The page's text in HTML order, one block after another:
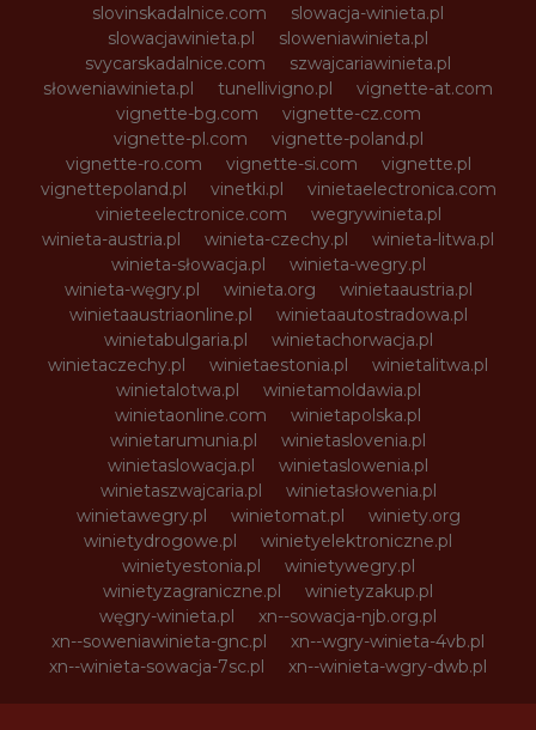
slovinskadalnice.com
slowacja-winieta.pl
slowacjawinieta.pl
sloweniawinieta.pl
svycarskadalnice.com
szwajcariawinieta.pl
słoweniawinieta.pl
tunellivigno.pl
vignette-at.com
vignette-bg.com
vignette-cz.com
vignette-pl.com
vignette-poland.pl
vignette-ro.com
vignette-si.com
vignette.pl
vignettepoland.pl
vinetki.pl
vinietaelectronica.com
vinieteelectronice.com
wegrywinieta.pl
winieta-austria.pl
winieta-czechy.pl
winieta-litwa.pl
winieta-słowacja.pl
winieta-wegry.pl
winieta-węgry.pl
winieta.org
winietaaustria.pl
winietaaustriaonline.pl
winietaautostradowa.pl
winietabulgaria.pl
winietachorwacja.pl
winietaczechy.pl
winietaestonia.pl
winietalitwa.pl
winietalotwa.pl
winietamoldawia.pl
winietaonline.com
winietapolska.pl
winietarumunia.pl
winietaslovenia.pl
winietaslowacja.pl
winietaslowenia.pl
winietaszwajcaria.pl
winietasłowenia.pl
winietawegry.pl
winietomat.pl
winiety.org
winietydrogowe.pl
winietyelektroniczne.pl
winietyestonia.pl
winietywegry.pl
winietyzagraniczne.pl
winietyzakup.pl
węgry-winieta.pl
xn--sowacja-njb.org.pl
xn--soweniawinieta-gnc.pl
xn--wgry-winieta-4vb.pl
xn--winieta-sowacja-7sc.pl
xn--winieta-wgry-dwb.pl